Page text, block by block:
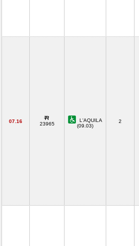
07.16 23965
L'AQUILA
(09.03)
2